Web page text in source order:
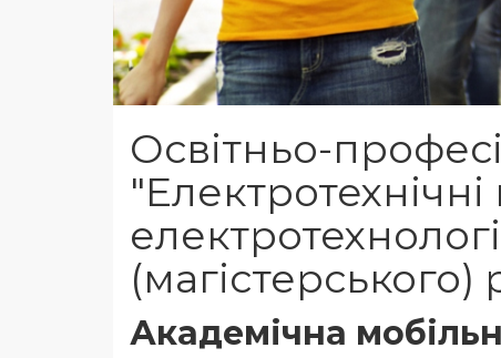
Освітньо-
"Електротехнічні
(магістерського)
Академічна